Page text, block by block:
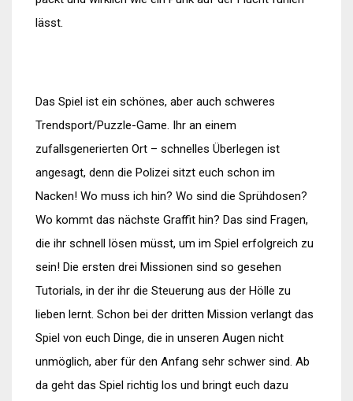
lässt.
Das Spiel ist ein schönes, aber auch schweres
Trendsport/Puzzle-Game. Ihr an einem
zufallsgenerierten Ort – schnelles Überlegen ist
angesagt, denn die Polizei sitzt euch schon im
Nacken! Wo muss ich hin? Wo sind die Sprühdosen?
Wo kommt das nächste Graffit hin? Das sind Fragen,
die ihr schnell lösen müsst, um im Spiel erfolgreich zu
sein! Die ersten drei Missionen sind so gesehen
Tutorials, in der ihr die Steuerung aus der Hölle zu
lieben lernt. Schon bei der dritten Mission verlangt das
Spiel von euch Dinge, die in unseren Augen nicht
unmöglich, aber für den Anfang sehr schwer sind. Ab
da geht das Spiel richtig los und bringt euch dazu